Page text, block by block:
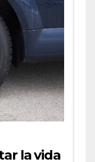
la vida